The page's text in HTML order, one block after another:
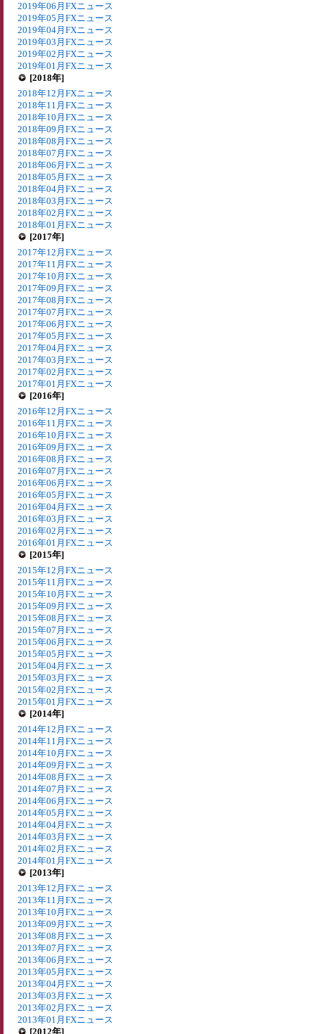
2019年06月FXニュース
2019年05月FXニュース
2019年04月FXニュース
2019年03月FXニュース
2019年02月FXニュース
2019年01月FXニュース
[2018年]
2018年12月FXニュース
2018年11月FXニュース
2018年10月FXニュース
2018年09月FXニュース
2018年08月FXニュース
2018年07月FXニュース
2018年06月FXニュース
2018年05月FXニュース
2018年04月FXニュース
2018年03月FXニュース
2018年02月FXニュース
2018年01月FXニュース
[2017年]
2017年12月FXニュース
2017年11月FXニュース
2017年10月FXニュース
2017年09月FXニュース
2017年08月FXニュース
2017年07月FXニュース
2017年06月FXニュース
2017年05月FXニュース
2017年04月FXニュース
2017年03月FXニュース
2017年02月FXニュース
2017年01月FXニュース
[2016年]
2016年12月FXニュース
2016年11月FXニュース
2016年10月FXニュース
2016年09月FXニュース
2016年08月FXニュース
2016年07月FXニュース
2016年06月FXニュース
2016年05月FXニュース
2016年04月FXニュース
2016年03月FXニュース
2016年02月FXニュース
2016年01月FXニュース
[2015年]
2015年12月FXニュース
2015年11月FXニュース
2015年10月FXニュース
2015年09月FXニュース
2015年08月FXニュース
2015年07月FXニュース
2015年06月FXニュース
2015年05月FXニュース
2015年04月FXニュース
2015年03月FXニュース
2015年02月FXニュース
2015年01月FXニュース
[2014年]
2014年12月FXニュース
2014年11月FXニュース
2014年10月FXニュース
2014年09月FXニュース
2014年08月FXニュース
2014年07月FXニュース
2014年06月FXニュース
2014年05月FXニュース
2014年04月FXニュース
2014年03月FXニュース
2014年02月FXニュース
2014年01月FXニュース
[2013年]
2013年12月FXニュース
2013年11月FXニュース
2013年10月FXニュース
2013年09月FXニュース
2013年08月FXニュース
2013年07月FXニュース
2013年06月FXニュース
2013年05月FXニュース
2013年04月FXニュース
2013年03月FXニュース
2013年02月FXニュース
2013年01月FXニュース
[2012年]